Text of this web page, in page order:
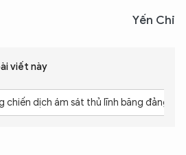
Yến Chi
viết này
chiến dịch ám sát thủ lĩnh băng đảng